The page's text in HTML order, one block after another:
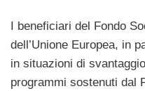
I beneficiari del Fondo
dell’Unione Europea, in
in situazioni di
programmi sostenuti dal